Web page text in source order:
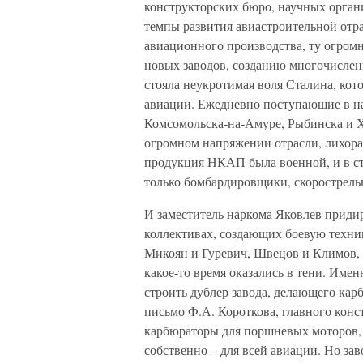
конструкторских бюро, научных
темпы развития авиастроительной
авиационного производства, ту
новых заводов, созданию
стояла неукротимая воля Сталина,
авиации. Ежедневно поступающие в
Комсомольска-на-Амуре, Рыбинска и
огромном напряжении отрасли,
продукция НКАП была военной, и в
только бомбардировщики,
И заместитель наркома Яковлев
коллективах, создающих боевую
Микоян и Гуревич, Швецов и Климов,
какое-то время оказались в тени.
строить дублер завода, делающего
письмо Ф.А. Короткова, главного
карбюраторы для поршневых
собственно – для всей авиации. Но